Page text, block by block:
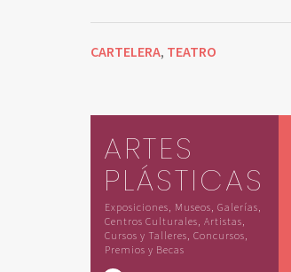
CARTELERA, TEATRO
ARTES
PLÁSTICAS
Exposiciones, Museos, Galerías,
Centros Culturales, Artistas,
Cursos y Talleres, Concursos,
Premios y Becas